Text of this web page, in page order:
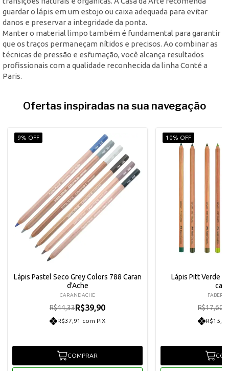
guardar o lápis em um estojo ou caixa adequada para evitar
danos e preservar a integridade da ponta.
Manter o material limpo também é fundamental para garantir
que os traços permaneçam nítidos e precisos. Ao combinar as
técnicas de pressão e esfumação, você alcança resultados
profissionais com a qualidade reconhecida da linha Conté a
Paris.
Ofertas inspiradas na sua navegação
9% OFF
Lápis Pastel Seco Grey Colors 788 Caran
d'Ache
CARANDACHE
R$44,33R$39,90
R$37,91 com PIX
COMPRAR
10% OFF
Lápis Pitt Verde
FABER
R$17,60